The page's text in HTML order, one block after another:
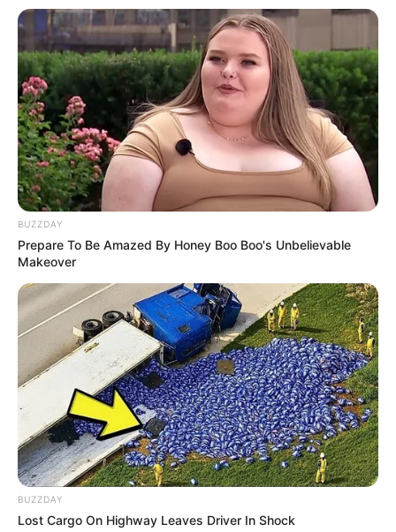
LIHAT ARTIKEL LAINNYA
7 Pemain Police
7 Pemain Drakor The
BUZZDAY
Prepare To Be Amazed By Honey Boo Boo's Unbelievable
Makeover
BUZZDAY
Lost Cargo On Highway Leaves Driver In Shock